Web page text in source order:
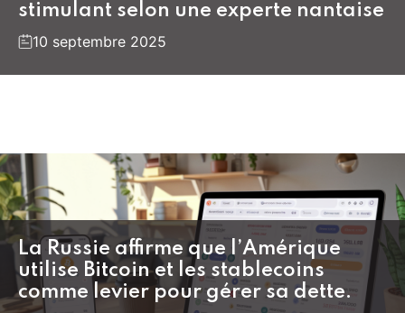
stimulant selon une experte nantaise
10 septembre 2025
La Russie affirme que l’Amérique
utilise Bitcoin et les stablecoins
comme levier pour gérer sa dette.